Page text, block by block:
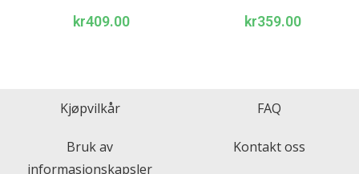
kr409.00 kr359.00
Kjøpvilkår
Bruk av
informasjonskapsler
FAQ
Kontakt oss